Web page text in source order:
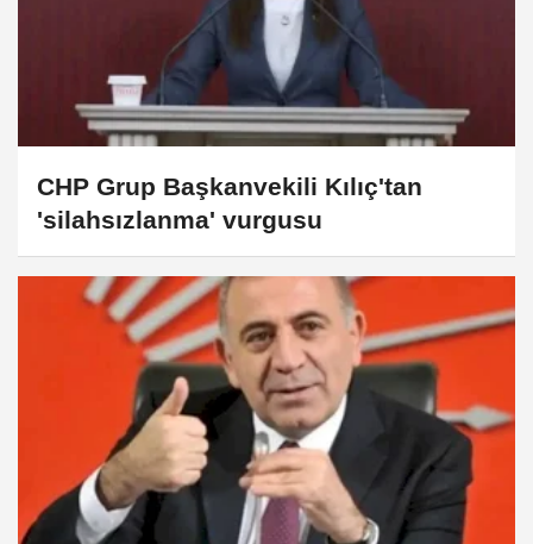
CHP Grup Başkanvekili Kılıç'tan
'silahsızlanma' vurgusu